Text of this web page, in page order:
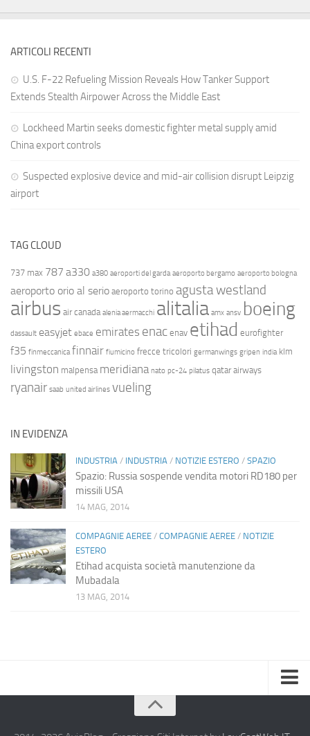
ARTICOLI RECENTI
U.S. F-22 Refueling Mission Reveals How Tanker Support
Extends Stealth Airpower Across the Middle East
Lockheed Martin seeks domestic fighter metal supply amid
China export controls
Suspected explosive device and mid-air collision disrupt Leipzig
airport
TAG CLOUD
737 max 787 a330 a380 aeroporti del garda aeroporto bergamo aeroporto bologna
aeroporto orio al serio aeroporto torino agusta westland
airbus air canada alenia aermacchi alitalia amx ansv boeing
dassault easyjet ebace emirates enac enav etihad eurofighter
f35 finmeccanica finnair fiumicino frecce tricolori germanwings gripen india klm
livingston malpensa meridiana nato pc-24 pilatus qatar airways
ryanair saab united airlines vueling
IN EVIDENZA
INDUSTRIA / INDUSTRIA / NOTIZIE ESTERO / SPAZIO
Spazio: Russia sospende vendita motori RD180 per
missili USA
14 MAG, 2014
COMPAGNIE AEREE / COMPAGNIE AEREE / NOTIZIE
ESTERO
Etihad acquista società manutenzione da
Mubadala
13 MAG, 2014